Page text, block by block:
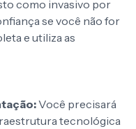
como invasivo por
se você não for
e utiliza as
Você precisará
tecnológica